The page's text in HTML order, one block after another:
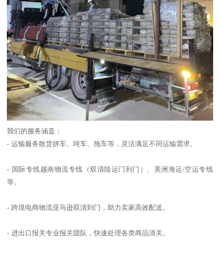
我们的服务涵盖：
- 运输服务散货拼车、吨车、拖车等，灵活满足不同运输需求。
- 国际专线越南物流专线（双清陆运门到门）、美洲海运/空运专线
等。
- 跨境电商物流亚马逊双清到门，助力卖家高效配送。
- 进出口报关专业报关团队，快速处理各类商品清关。